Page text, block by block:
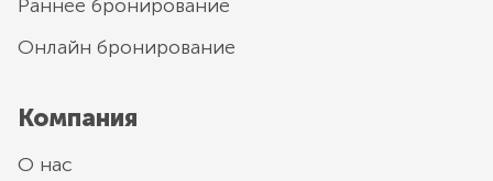
Раннее бронирование
Онлайн бронирование
Компания
О нас